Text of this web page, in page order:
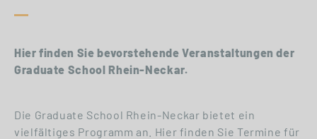
Hier finden Sie bevorstehende Veranstaltungen der
Graduate School Rhein-Neckar.
Die Graduate School Rhein-Neckar bietet ein
vielfältiges Programm an. Hier finden Sie Termine für